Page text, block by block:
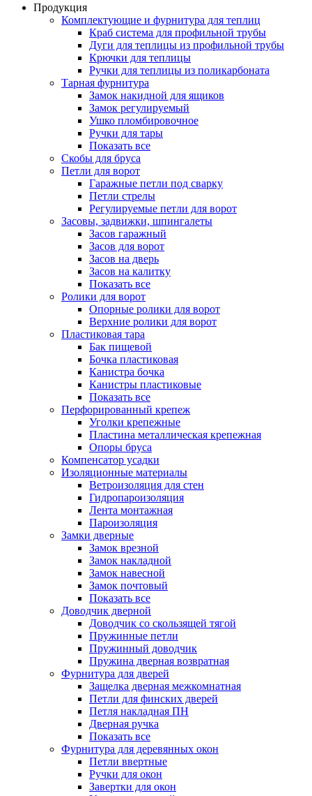
Продукция
Комплектующие и фурнитура для теплиц
Краб система для профильной трубы
Дуги для теплицы из профильной трубы
Крючки для теплицы
Ручки для теплицы из поликарбоната
Тарная фурнитура
Замок накидной для ящиков
Замок регулируемый
Ушко пломбировочное
Ручки для тары
Показать все
Скобы для бруса
Петли для ворот
Гаражные петли под сварку
Петли стрелы
Регулируемые петли для ворот
Засовы, задвижки, шпингалеты
Засов гаражный
Засов для ворот
Засов на дверь
Засов на калитку
Показать все
Ролики для ворот
Опорные ролики для ворот
Верхние ролики для ворот
Пластиковая тара
Бак пищевой
Бочка пластиковая
Канистра бочка
Канистры пластиковые
Показать все
Перфорированный крепеж
Уголки крепежные
Пластина металлическая крепежная
Опоры бруса
Компенсатор усадки
Изоляционные материалы
Ветроизоляция для стен
Гидропароизоляция
Лента монтажная
Пароизоляция
Замки дверные
Замок врезной
Замок накладной
Замок навесной
Замок почтовый
Показать все
Доводчик дверной
Доводчик со скользящей тягой
Пружинные петли
Пружинный доводчик
Пружина дверная возвратная
Фурнитура для дверей
Защелка дверная межкомнатная
Петли для финских дверей
Петля накладная ПН
Дверная ручка
Показать все
Фурнитура для деревянных окон
Петли ввертные
Ручки для окон
Завертки для окон